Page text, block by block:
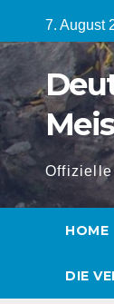
Inhalt
7. August
Offizielle
HOME
DIE